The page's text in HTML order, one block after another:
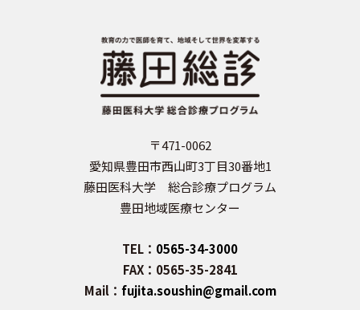
〒471-0062
愛知県豊田市西山町3丁目30番地1
藤田医科大学 総合診療プログラム
豊田地域医療センター
TEL： 0565-34-3000
FAX：0565-35-2841
Mail： fujita.soushin@gmail.com